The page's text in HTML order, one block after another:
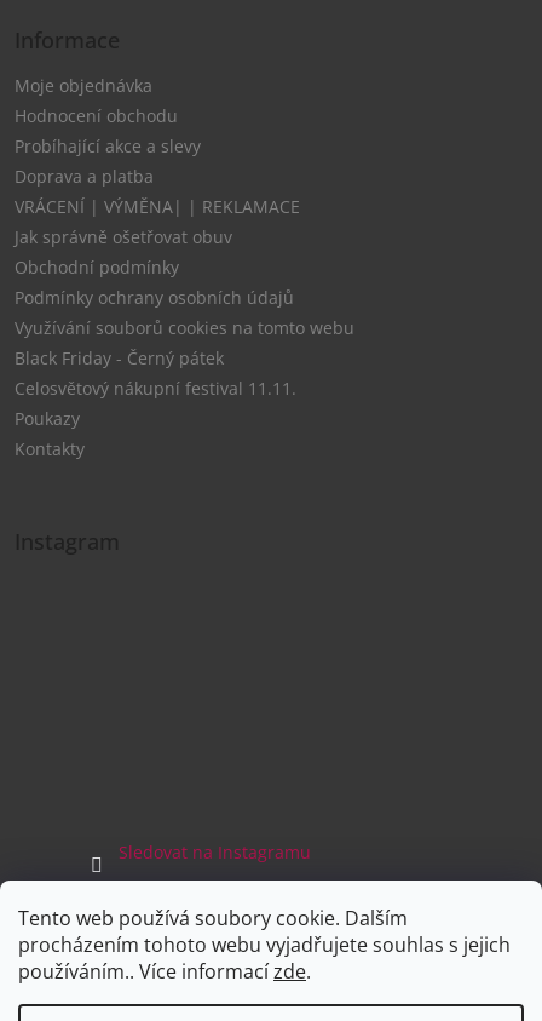
Tento web používá soubory cookie. Dalším
procházením tohoto webu vyjadřujete souhlas s jejich
používáním.. Více informacízde.
Informace
Moje objednávka
Hodnocení obchodu
Probíhající akce a slevy
Doprava a platba
VRÁCENÍ | VÝMĚNA| | REKLAMACE
Jak správně ošetřovat obuv
Obchodní podmínky
Podmínky ochrany osobních údajů
Využívání souborů cookies na tomto webu
Black Friday - Černý pátek
Celosvětový nákupní festival 11.11.
Poukazy
Kontakty
Instagram
Sledovat na Instagramu
Facebook